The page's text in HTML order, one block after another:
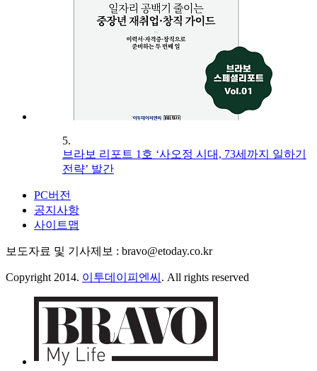
5.
브라보 리포트 1호 ‘사오정 시대, 73세까지 일하기
전략’ 발간
PC버전
공지사항
사이트맵
보도자료 및 기사제보 : bravo@etoday.co.kr
Copyright 2014. 이투데이피엔씨 . All rights reserved